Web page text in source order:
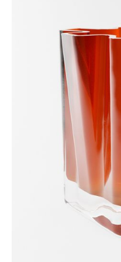
Fineer komt in grote
afstanden kunnen
flexibel genoeg te buigen
scheurt. Het laat zich
laag op laag stapelt en
lichte en sterke
eenvoudige stoelen van dit
nonsense, veelzijdig en
goed paar jeans, maar dan